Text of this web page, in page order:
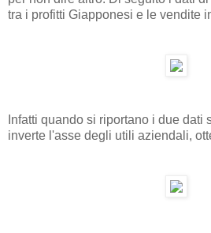
tra i profitti Giapponesi e le vendite
Infatti quando si riportano i due dati
inverte l'asse degli utili aziendali,